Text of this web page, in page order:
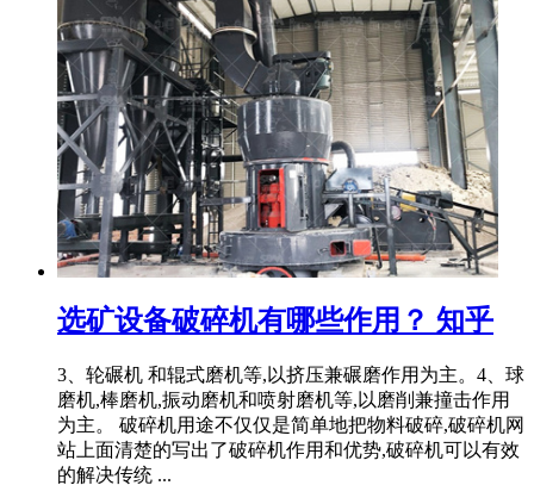
选矿设备破碎机有哪些作用？ 知乎
3、轮碾机 和辊式磨机等,以挤压兼碾磨作用为主。4、球
磨机,棒磨机,振动磨机和喷射磨机等,以磨削兼撞击作用
为主。 破碎机用途不仅仅是简单地把物料破碎,破碎机网
站上面清楚的写出了破碎机作用和优势,破碎机可以有效
的解决传统 ...